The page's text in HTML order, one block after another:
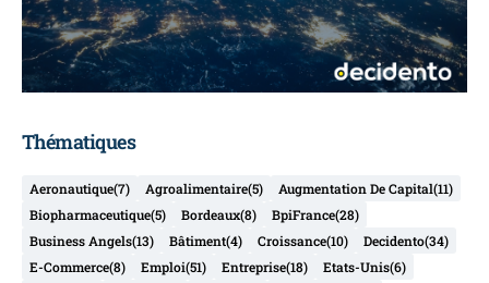
Thématiques
Aeronautique(7) Agroalimentaire(5) Augmentation De Capital(11)
Biopharmaceutique(5) Bordeaux(8) BpiFrance(28)
Business Angels(13) Bâtiment(4) Croissance(10) Decidento(34)
E-Commerce(8) Emploi(51) Entreprise(18) Etats-Unis(6)